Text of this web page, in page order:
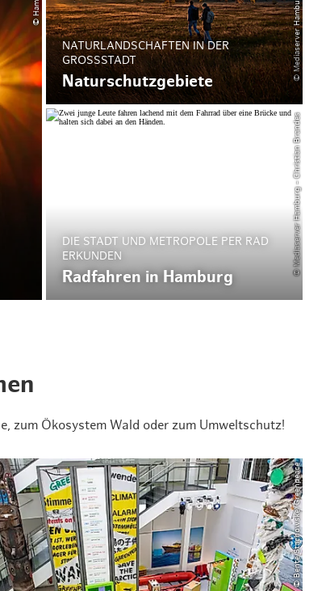
NATURLANDSCHAFTEN IN DER
GROSSSTADT
Naturschutzgebiete
© Mediaserver Hamburg - Christian Brandes
DIE STADT UND METROPOLE PER RAD
ERKUNDEN
Radfahren in Hamburg
zum Ökosystem Wald oder zum Umweltschutz!
© Bente Stachowske/Greenpeace